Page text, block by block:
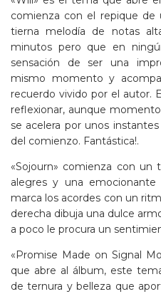
comienza con el repique
tierna melodía de notas
minutos pero que en
sensación de ser una
mismo momento y
recuerdo vivido por el autor.
reflexionar, aunque
se acelera por unos
del comienzo. Fantástica!.
«Sojourn» comienza con un
alegres y una
marca los acordes con un
derecha dibuja una dulce
a poco le procura un
«Promise Made on Signal
que abre al álbum, este
de ternura y belleza que